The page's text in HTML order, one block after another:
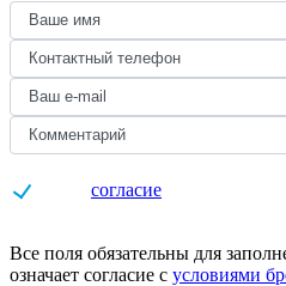
согласие
Все поля обязательны для
означает согласие с условиями